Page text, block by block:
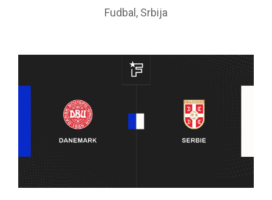
Fudbal , Srbija